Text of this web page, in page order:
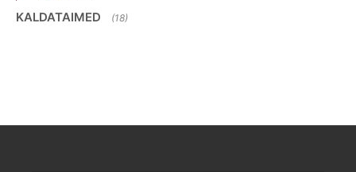
KALDATAIMED (18)